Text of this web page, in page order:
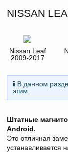
NISSAN
Nissan Leaf
2009-2017
В данном
этим.
Штатные
Android.
Это отличная
устанавливается